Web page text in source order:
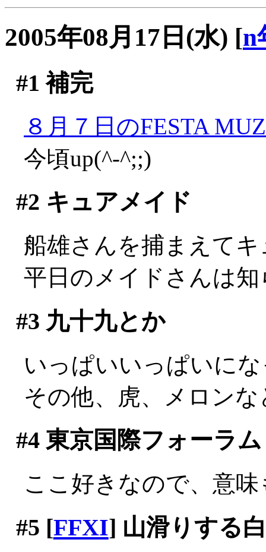
2005年08月17日(水) [n
#1 補完
８月７日のFESTA
今頃up(^-^;;)
#2 キュアメイド
船雄さんを捕まえて
平日のメイドさんは
#3 九十九とか
いっぱいいっぱいに
その他、虎、メロン
#4東京国際フォーラム
ここ好きなので、意
#5 [FFXI] 山滑りする